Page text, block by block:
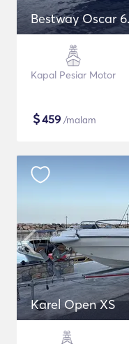
Bestway Oscar
Kapal Pesiar Motor
$459 /malam
Karel Open XS